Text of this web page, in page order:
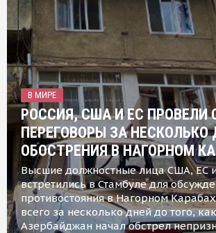
В МИРЕ
РОССИЯ, США И ЕС ПРОВЕЛИ
ПЕРЕГОВОРЫ ЗА НЕСКОЛЬКО
ОБОСТРЕНИЯ В НАГОРНОМ
Высшие должностные лица США, ЕС
встретились в Стамбуле для
противостояния в Нагорном
всего за несколько дней до того, как
Азербайджан начал обстрел